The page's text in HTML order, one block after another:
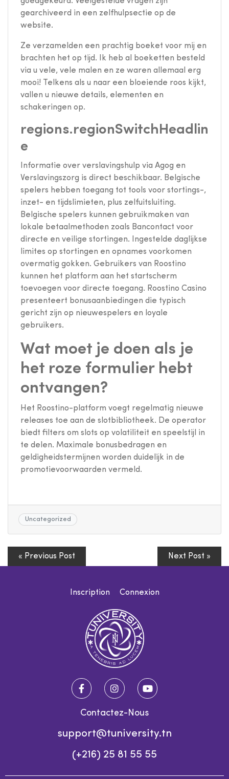
gearchiveerd in een zelfhulpsectie op de
website.
Ze verzamelden een prachtig boeket voor mij en
brachten het op tijd. Ik heb al boeketten besteld
via u vele, vele malen en ze waren allemaal erg
mooi! Telkens als u naar een bloeiende roos kijkt,
vallen u nieuwe details, elementen en
schakeringen op.
regions.regionSwitchHeadlin
e
Informatie over verslavingshulp via Agog en
Verslavingszorg is direct beschikbaar. Belgische
spelers hebben toegang tot tools voor stortings-,
inzet- en tijdslimieten, plus zelfuitsluiting.
Belgische spelers kunnen gebruikmaken van
lokale betaalmethoden zoals Bancontact voor
directe en veilige stortingen. Ingestelde daglijkse
limites op stortingen en opnames voorkomen
overmatig gokken. Gebruikers van Roostino
kunnen het platform aan het startscherm
toevoegen voor directe toegang. Roostino Casino
presenteert bonusaanbiedingen die typisch
gericht zijn op nieuwespelers en loyale
gebruikers.
Wat moet je doen als je
het roze formulier hebt
ontvangen?
Het Roostino-platform voegt regelmatig nieuwe
releases toe aan de slotbibliotheek. De operator
biedt filters om slots op volatiliteit en speelstijl in
te delen. Maximale bonusbedragen en
geldigheidstermijnen worden duidelijk in de
promotievoorwaarden vermeld.
Uncategorized
« Previous Post Next Post »
Inscription Connexion
Contactez-Nous
support@tuniversity.tn
(+216) 25 81 55 55